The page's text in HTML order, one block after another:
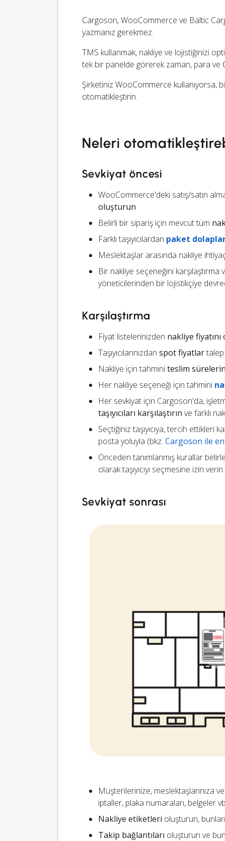
Cargoson, WooCommerce ve Baltic
yazmanız gerekmez.
TMS kullanmak, nakliye ve lojistiğinizi
tek bir panelde görerek zaman, para ve
Şirketiniz WooCommerce kullanıyorsa,
otomatikleştirin.
Neleri
Sevkiyat öncesi
WooCommerce'deki satış/satın
oluşturun
Belirli bir sipariş için mevcut tüm
Farklı taşıyıcılardan paket
Meslektaşlar arasında nakliye
Bir nakliye seçeneğini karşılaştırma
yöneticilerinden bir lojistikçiye
Karşılaştırma
Fiyat listelerinizden nakliye
Taşıyıcılarınızdan spot fiyatlar
Nakliye için tahminiteslim
Her nakliye seçeneği için tahmini
Her sevkiyat için Cargoson'da,
taşıyıcıları karşılaştırın ve farklı
Seçtiğiniz taşıyıcıya, tercih ettikleri
posta yoluyla (bkz. Cargoson ile
Önceden tanımlanmış kurallar
olarak taşıyıcıyı seçmesine izin verin
Sevkiyat sonrası
Müşterilerinize, meslektaşlarınıza
iptaller, plaka numaraları, belgeler
Nakliye etiketleri oluşturun,
Takip bağlantıları oluşturun ve